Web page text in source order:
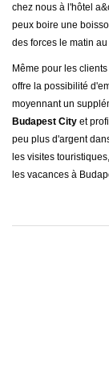
chez nous à l'hôtel
peux boire une
des forces le matin
Même pour les
offre la possibilité
moyennant un
Budapest City et
peu plus d'argent
les visites
les vacances à